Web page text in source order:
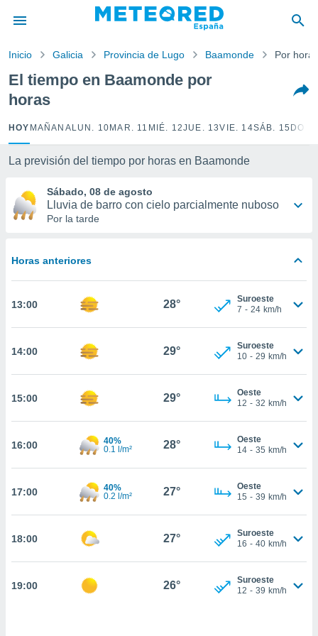
por
para
la
calidad.
a este
las
y
forma
basada
permite
coste.
botón
a la
todas
ya sean
nos
en
perfil
y
CONTINUAR
Inicio Galicia Provincia de Lugo Baamonde Por horas
El tiempo en Baamonde por
horas
HOY MAÑANA LUN. 10 MAR. 11 MIÉ. 12JUE. 13VIE. 14SÁB. 15
La previsión del tiempo por horas en Baamonde
Sábado, 08 de agosto
Lluvia de barro con cielo parcialmente nuboso
Por la tarde
Horas anteriores
13:00 28°
Suroeste
7 - 24 km/h
14:00 29°
Suroeste
10 - 29 km/h
15:00 29°
Oeste
12 - 32 km/h
16:00
40%
0.1 l/m²
28°
Oeste
14 - 35 km/h
17:00
40%
0.2 l/m²
27°
Oeste
15 - 39 km/h
18:00 27°
Suroeste
16 - 40 km/h
19:00 26°
Suroeste
12 - 39 km/h